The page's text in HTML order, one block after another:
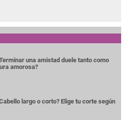
una amistad duele tanto como
amorosa?
largo o corto? Elige tu corte según